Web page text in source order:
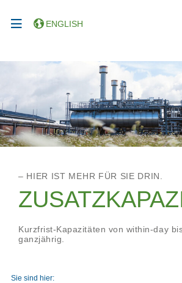
ENGLISH
– HIER IST MEHR FÜR SIE DRIN.
Kurzfrist-Kapazitäten von within-day
ganzjährig.
Sie sind hier: